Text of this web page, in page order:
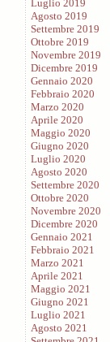
Luglio 2019
Agosto 2019
Settembre 2019
Ottobre 2019
Novembre 2019
Dicembre 2019
Gennaio 2020
Febbraio 2020
Marzo 2020
Aprile 2020
Maggio 2020
Giugno 2020
Luglio 2020
Agosto 2020
Settembre 2020
Ottobre 2020
Novembre 2020
Dicembre 2020
Gennaio 2021
Febbraio 2021
Marzo 2021
Aprile 2021
Maggio 2021
Giugno 2021
Luglio 2021
Agosto 2021